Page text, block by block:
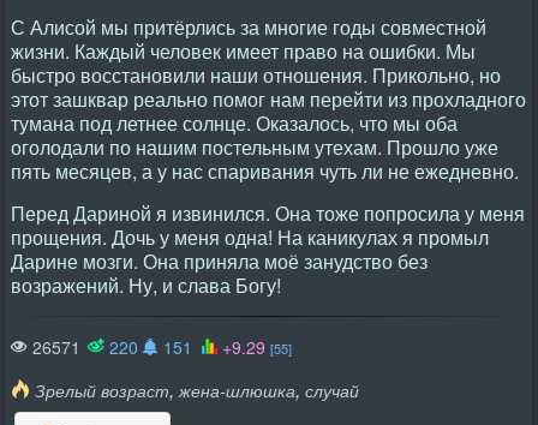
С Алисой мы притёрлись за многие годы совместной
жизни. Каждый человек имеет право на ошибки. Мы
быстро восстановили наши отношения. Прикольно, но
этот зашквар реально помог нам перейти из прохладного
тумана под летнее солнце. Оказалось, что мы оба
оголодали по нашим постельным утехам. Прошло уже
пять месяцев, а у нас спаривания чуть ли не ежедневно.
Перед Дариной я извинился. Она тоже попросила у меня
прощения. Дочь у меня одна! На каникулах я промыл
Дарине мозги. Она приняла моё занудство без
возражений. Ну, и слава Богу!
26571 220 151 +9.29 [55]
Зрелый возраст,жена-шлюшка, случай